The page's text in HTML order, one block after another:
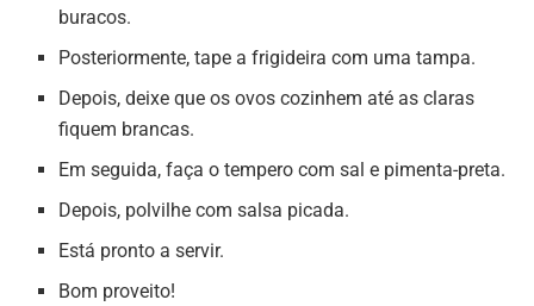
buracos.
Posteriormente, tape a frigideira com uma tampa.
Depois, deixe que os ovos cozinhem até as claras
fiquem brancas.
Em seguida, faça o tempero com sal e pimenta-preta.
Depois, polvilhe com salsa picada.
Está pronto a servir.
Bom proveito!